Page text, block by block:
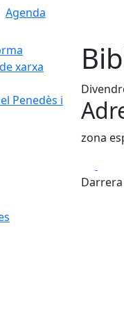
Agenda
xarxa
Penedès i
zona